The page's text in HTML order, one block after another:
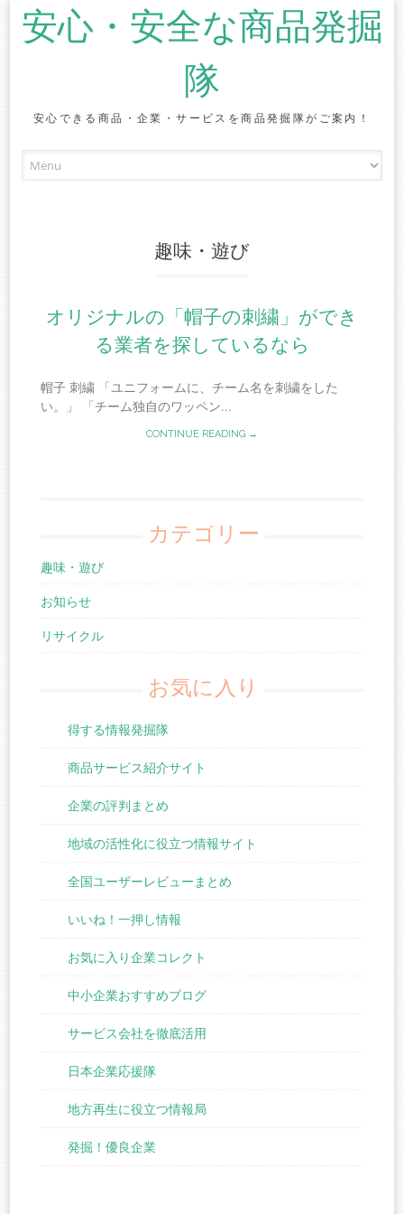
安心・安全な商品発掘
隊
安心できる商品・企業・サービスを商品発掘隊がご案内！
趣味・遊び
オリジナルの「帽子の刺繍」ができ
る業者を探しているなら
帽子 刺繍 「ユニフォームに、チーム名を刺繍をした
い。」 「チーム独自のワッペン...
CONTINUE READING →
カテゴリー
趣味・遊び
お知らせ
リサイクル
お気に入り
得する情報発掘隊
商品サービス紹介サイト
企業の評判まとめ
地域の活性化に役立つ情報サイト
全国ユーザーレビューまとめ
いいね！一押し情報
お気に入り企業コレクト
中小企業おすすめブログ
サービス会社を徹底活用
日本企業応援隊
地方再生に役立つ情報局
発掘！優良企業